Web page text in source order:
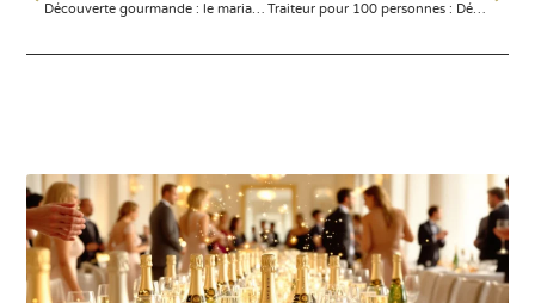
Découverte gourmande : le mariage surprenant du chèvre et miel Traiteur pour 100 personnes : Découvrez les prix et options pour vos événements à Paris